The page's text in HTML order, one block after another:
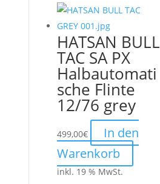
HATSAN BULL
TAC SA PX
Halbautomati
sche Flinte
12/76 grey
499,00€
In den
Warenkorb
inkl. 19 % MwSt.